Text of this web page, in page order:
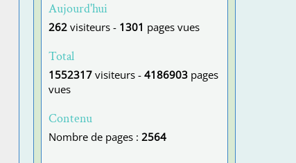
Aujourd'hui
262visiteurs - 1301 pages vues
Total
1552317visiteurs - 4186903pages
vues
Contenu
Nombre de pages : 2564